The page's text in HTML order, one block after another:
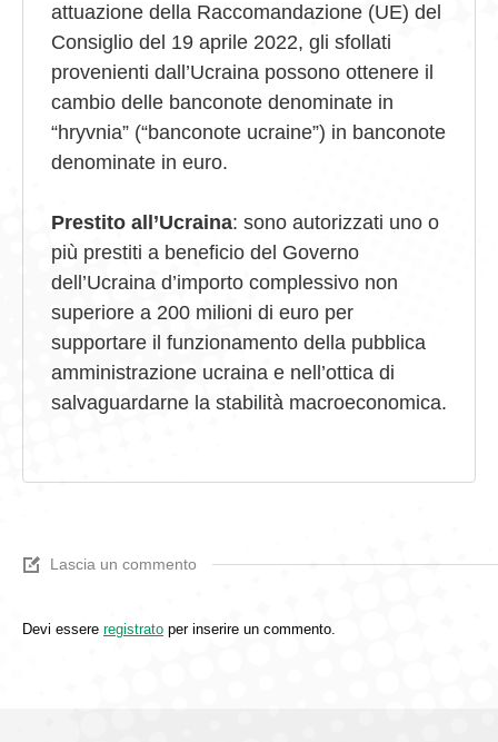
attuazione della Raccomandazione (UE) del
Consiglio del 19 aprile 2022, gli sfollati
provenienti dall’Ucraina possono ottenere il
cambio delle banconote denominate in
“hryvnia” (“banconote ucraine”) in banconote
denominate in euro.
Prestito all’Ucraina: sono autorizzati uno o
più prestiti a beneficio del Governo
dell’Ucraina d’importo complessivo non
superiore a 200 milioni di euro per
supportare il funzionamento della pubblica
amministrazione ucraina e nell’ottica di
salvaguardarne la stabilità macroeconomica.
Lascia un commento
Devi essere registrato per inserire un commento.